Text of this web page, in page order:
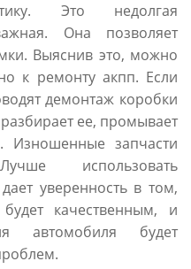
Это недолгая
Она позволяет
Выяснив это, можно
к ремонту акпп. Если
демонтаж коробки
ее, промывает
Изношенные запчасти
использовать
уверенность в том,
качественным, и
автомобиля будет